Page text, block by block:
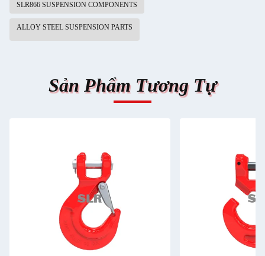
SLR866 SUSPENSION COMPONENTS
ALLOY STEEL SUSPENSION PARTS
Sản Phẩm Tương Tự